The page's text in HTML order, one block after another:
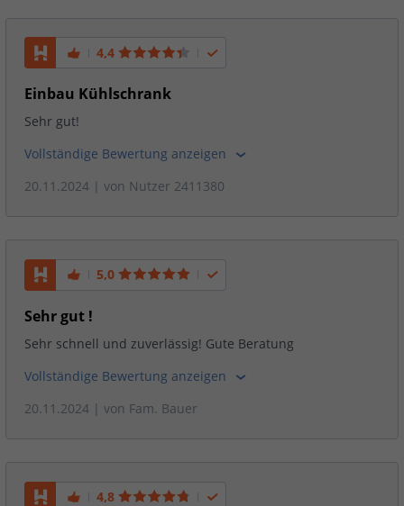
4,4
Einbau Kühlschrank
Sehr gut!
Vollständige Bewertung anzeigen
20.11.2024 | von Nutzer 2411380
5,0
Sehr gut !
Sehr schnell und zuverlässig! Gute Beratung
Vollständige Bewertung anzeigen
20.11.2024 | von Fam. Bauer
4,8